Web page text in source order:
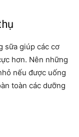
sữa giúp các cơ
hơn. Nên những
nếu được uống
toàn các dưỡng